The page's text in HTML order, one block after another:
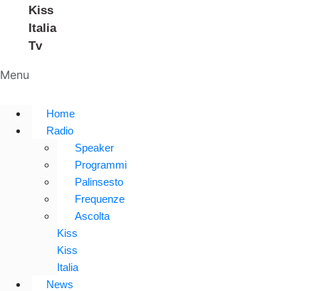
Kiss
Italia
Tv
Menu
Home
Radio
Speaker
Programmi
Palinsesto
Frequenze
Ascolta
Kiss
Kiss
Italia
News